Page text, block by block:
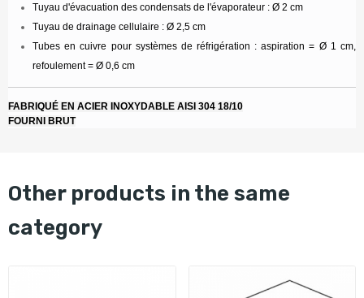
Tuyau d'évacuation des condensats de l'évaporateur : Ø 2 cm
Tuyau de drainage cellulaire : Ø 2,5 cm
Tubes en cuivre pour systèmes de réfrigération : aspiration = Ø 1 cm,
refoulement = Ø 0,6 cm
FABRIQUÉ EN ACIER INOXYDABLE AISI 304 18/10
FOURNI BRUT
other products in the same
category